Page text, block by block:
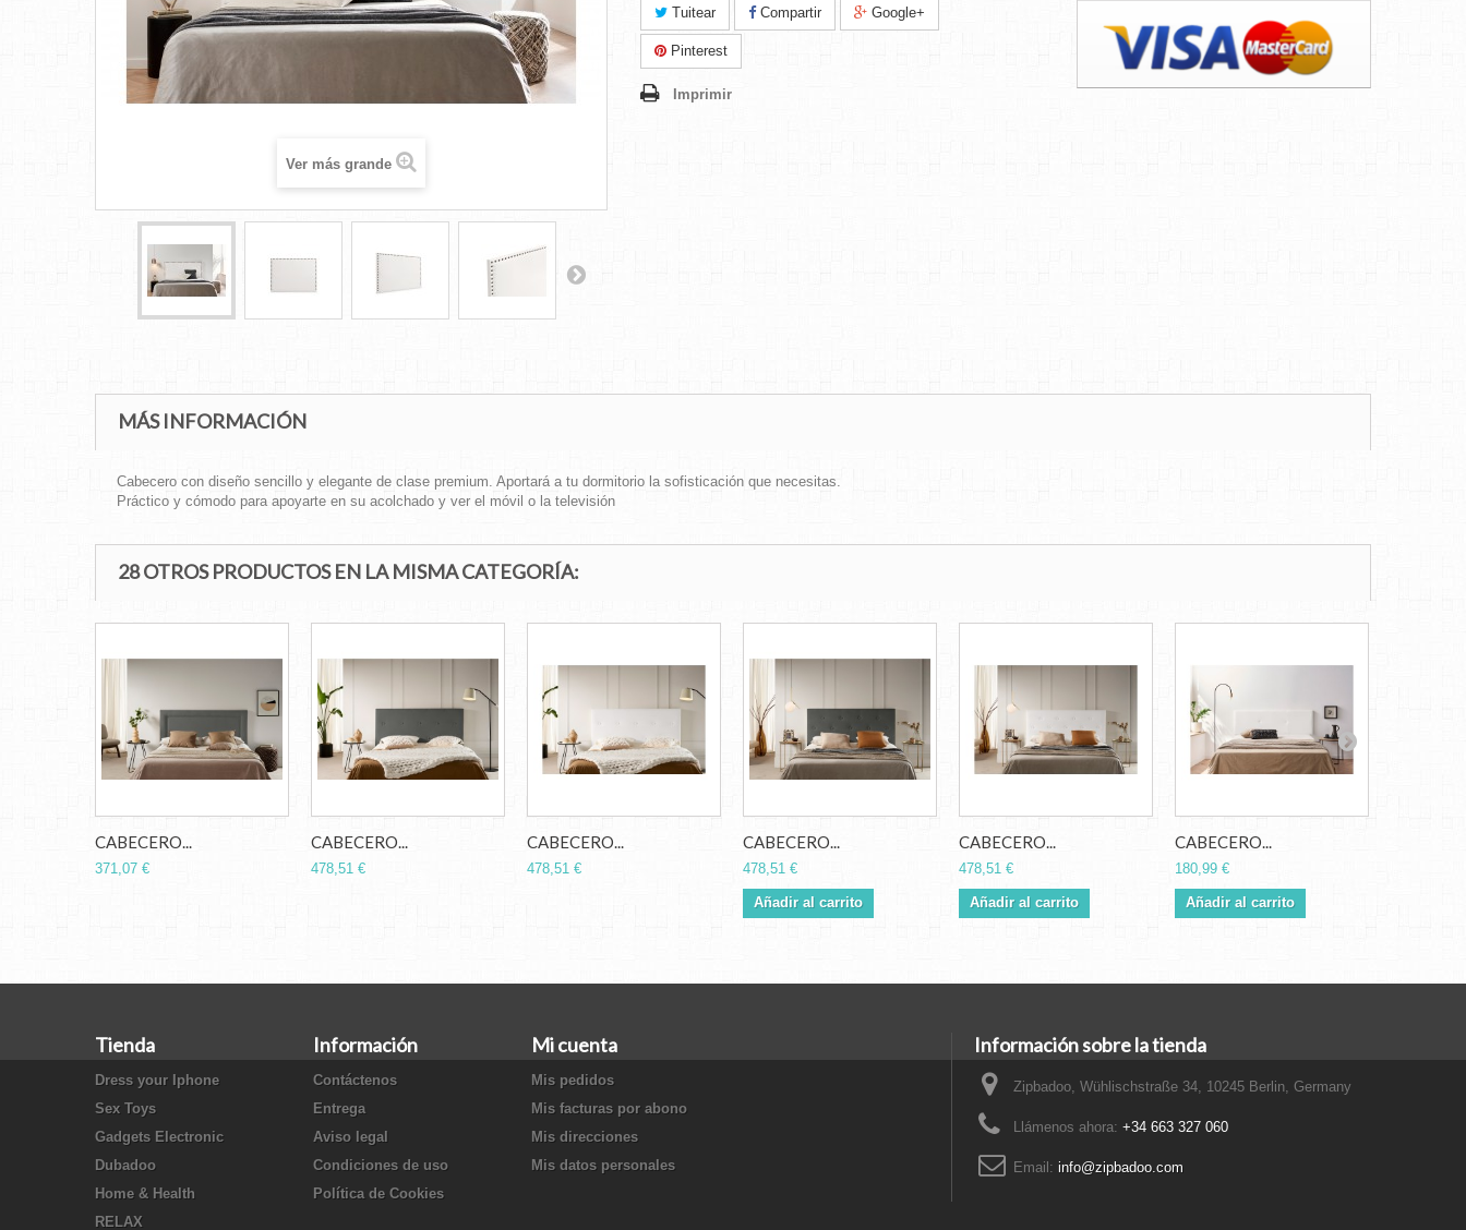
Ver más grande
Tuitear Compartir Google+
Pinterest
Imprimir
MÁS INFORMACIÓN
Cabecero con diseño sencillo y elegante de clase premium. Aportará a tu dormitorio la sofisticación que necesitas.
Práctico y cómodo para apoyarte en su acolchado y ver el móvil o la televisión
28 OTROS PRODUCTOS EN LA MISMA CATEGORÍA:
CABECERO...
371,07 €
CABECERO...
478,51 €
CABECERO...
478,51 €
CABECERO...
478,51 €
Añadir al carrito
CABECERO...
478,51 €
Añadir al carrito
CABECERO...
180,99 €
Añadir al carrito
Tienda
Dress your Iphone
Sex Toys
Gadgets Electronic
Dubadoo
Home & Health
RELAX
Información
Contáctenos
Entrega
Aviso legal
Condiciones de uso
Política de Cookies
Mi cuenta
Mis pedidos
Mis facturas por abono
Mis direcciones
Mis datos personales
Información sobre la tienda
Zipbadoo, Wühlischstraße 34, 10245 Berlin, Germany
Llámenos ahora: +34 663 327 060
Email: info@zipbadoo.com